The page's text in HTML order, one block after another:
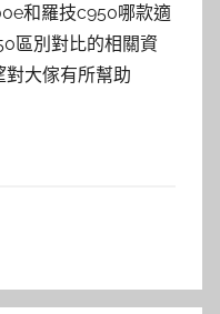
和羅技c950哪款適
區別對比的相關資
對大傢有所幫助